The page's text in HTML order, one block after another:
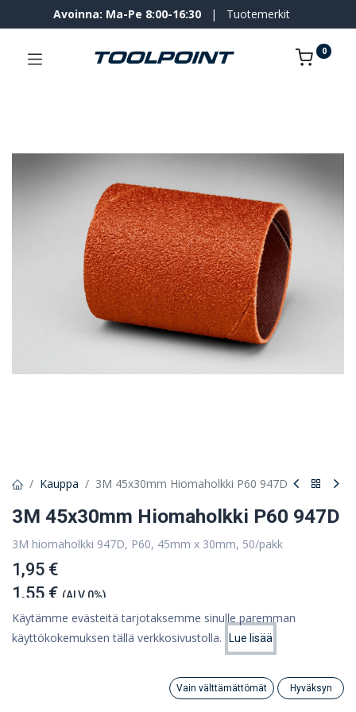
Hinta:
Lisää ostoskoriin
Category
Avoinna: Ma-Pe 8:00-16:30 | Tuotemerkit
0
Kauppa 3M 45x30mm Hiomaholkki P60 947D
3M 45x30mm Hiomaholkki P60 947D
3M hiomaholkki 947D, P60, 45mm x 30mm, 50/pakk
1,95 €
1,55 € (ALV 0%)
Tallenna myöhempää käyttöä varten
Käytämme evästeitä tarjotaksemme sinulle paremman
käyttökokemuksen tällä verkkosivustolla.
Lue lisää
Vain välttämättömät Hyväksyn